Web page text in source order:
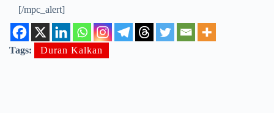
[/mpc_alert]
Tags: Duran Kalkan